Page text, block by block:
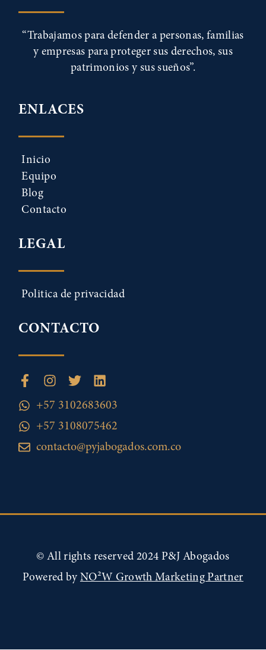
“Trabajamos para defender a personas, familias
y empresas para proteger sus derechos, sus
patrimonios y sus sueños”.
ENLACES
Inicio
Equipo
Blog
Contacto
LEGAL
Politica de privacidad
CONTACTO
+57 3102683603
+57 3108075462
contacto@pyjabogados.com.co
© All rights reserved 2024 P&J Abogados
Powered by NO²W Growth Marketing Partner